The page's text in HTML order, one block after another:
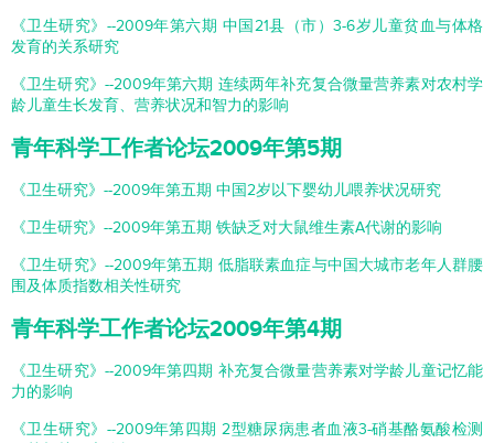
《卫生研究》--2009年第六期 中国21县（市）3-6岁儿童贫血与体格
发育的关系研究
《卫生研究》--2009年第六期 连续两年补充复合微量营养素对农村学
龄儿童生长发育、营养状况和智力的影响
青年科学工作者论坛2009年第5期
《卫生研究》--2009年第五期 中国2岁以下婴幼儿喂养状况研究
《卫生研究》--2009年第五期 铁缺乏对大鼠维生素A代谢的影响
《卫生研究》--2009年第五期 低脂联素血症与中国大城市老年人群腰
围及体质指数相关性研究
青年科学工作者论坛2009年第4期
《卫生研究》--2009年第四期 补充复合微量营养素对学龄儿童记忆能
力的影响
《卫生研究》--2009年第四期 2型糖尿病患者血液3-硝基酪氨酸检测